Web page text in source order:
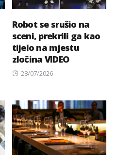
Robot se srušio na
sceni, prekrili ga kao
tijelo na mjestu
zločina VIDEO
Posted
28/07/2026